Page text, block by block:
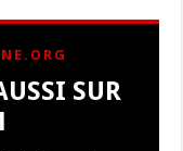
y
Li
n
d
n
es
SUR